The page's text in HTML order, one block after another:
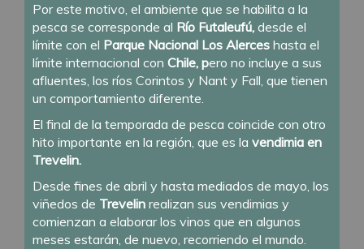
Por este motivo, el ambiente que se habilita a la
pesca se corresponde al Río Futaleufú, desde el
límite con el Parque Nacional Los Alerces hasta el
límite internacional con Chile, pero no incluye a sus
afluentes, los ríos Corintos y Nant y Fall, que tienen
un comportamiento diferente.
El final de la temporada de pesca coincide con otro
hito importante en la región, que es la vendimia en
Trevelin.
Desde fines de abril y hasta mediados de mayo, los
viñedos de Trevelin realizan sus vendimias y
comienzan a elaborar los vinos que en algunos
meses estarán, de nuevo, recorriendo el mundo.